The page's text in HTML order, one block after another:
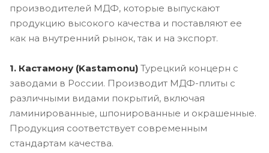
производителей МДФ, которые выпускают
продукцию высокого качества и поставляют ее
как на внутренний рынок, так и на экспорт.
1. Кастамону (Kastamonu) Турецкий концерн с
заводами в России. Производит МДФ-плиты с
различными видами покрытий, включая
ламинированные, шпонированные и окрашенные.
Продукция соответствует современным
стандартам качества.